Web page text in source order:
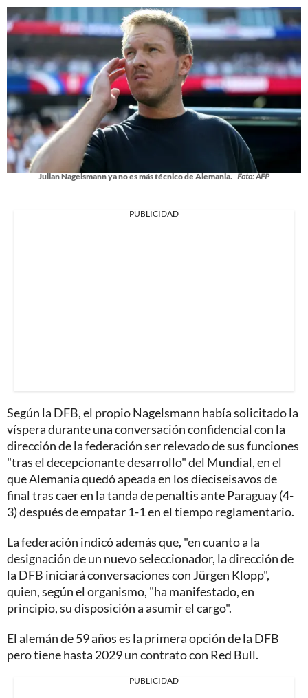
Julian Nagelsmann ya no es más técnico de Alemania. Foto: AFP
PUBLICIDAD
Según la DFB, el propio Nagelsmann había solicitado la
víspera durante una conversación confidencial con la
dirección de la federación ser relevado de sus funciones
"tras el decepcionante desarrollo" del Mundial, en el
que Alemania quedó apeada en los dieciseisavos de
final tras caer en la tanda de penaltis ante Paraguay (4-
3) después de empatar 1-1 en el tiempo reglamentario.
La federación indicó además que, "en cuanto a la
designación de un nuevo seleccionador, la dirección de
la DFB iniciará conversaciones con Jürgen Klopp",
quien, según el organismo, "ha manifestado, en
principio, su disposición a asumir el cargo".
El alemán de 59 años es la primera opción de la DFB
pero tiene hasta 2029 un contrato con Red Bull.
PUBLICIDAD